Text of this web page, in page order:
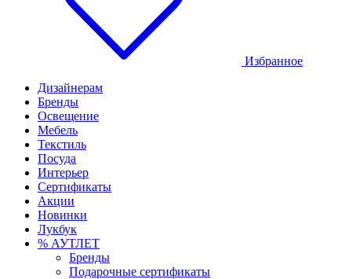
Избранное
Дизайнерам
Бренды
Освещение
Мебель
Текстиль
Посуда
Интерьер
Сертификаты
Акции
Новинки
Лукбук
% АУТЛЕТ
Бренды
Подарочные сертификаты